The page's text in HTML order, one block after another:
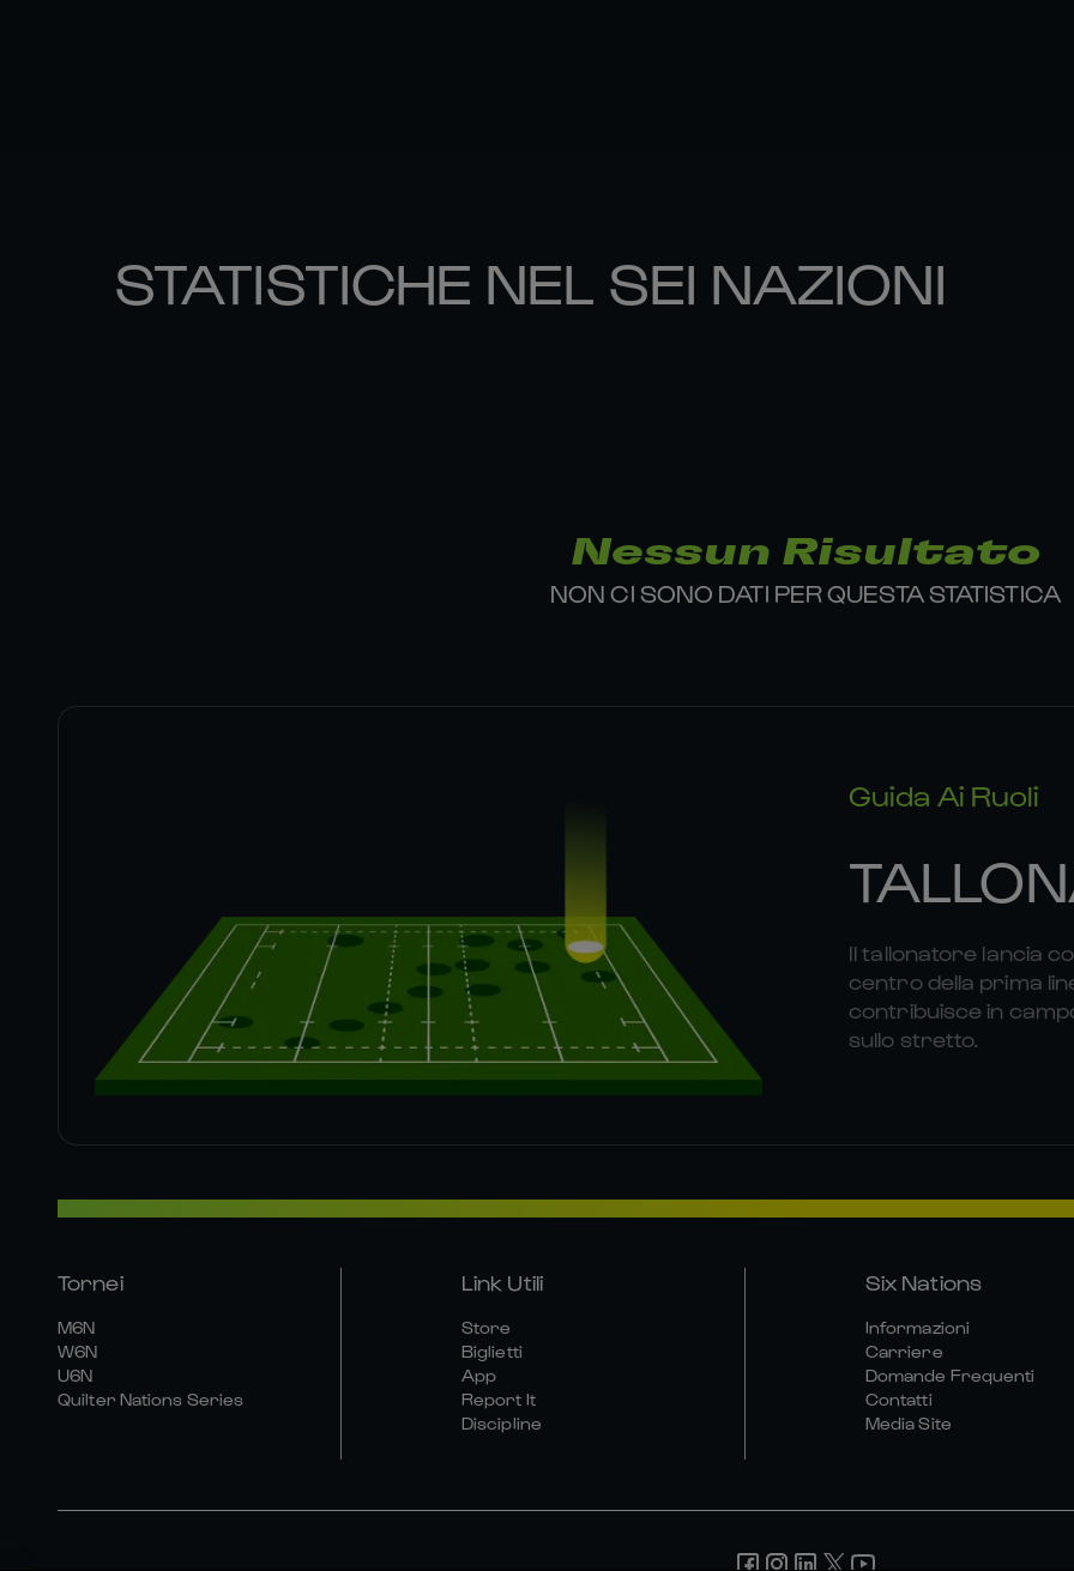
STATISTICHE NEL SEI NAZIONI
Nessun Risultato
NON CI SONO DATI PER QUESTA STATISTICA
Guida Ai Ruoli
Il tallonatore lancia
centro della prima
contribuisce in
sullo stretto.
Tornei
M6N
W6N
U6N
Quilter Nations Series
Link Utili
Store
Biglietti
App
Report It
Discipline
Six Nations
Informazioni
Carriere
Domande Frequenti
Contatti
Media Site